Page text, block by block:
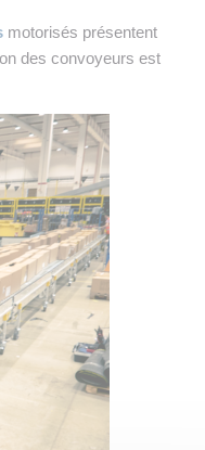
motorisés présentent
des convoyeurs est